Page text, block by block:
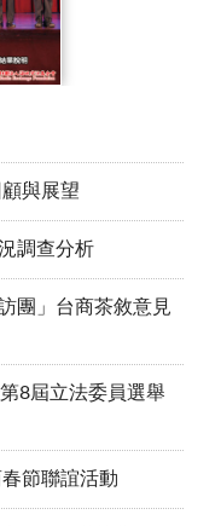
與展望
調查分析
團」台商茶敘意見
8屆立法委員選舉
節聯誼活動